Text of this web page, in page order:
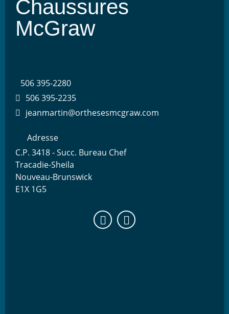
Chaussures
McGraw
506 395-2280
506 395-2235
jeanmartin@orthesesmcgraw.com
Adresse
C.P. 3418 - Succ. Bureau Chef
Tracadie-Sheila
Nouveau-Brunswick
E1X 1G5